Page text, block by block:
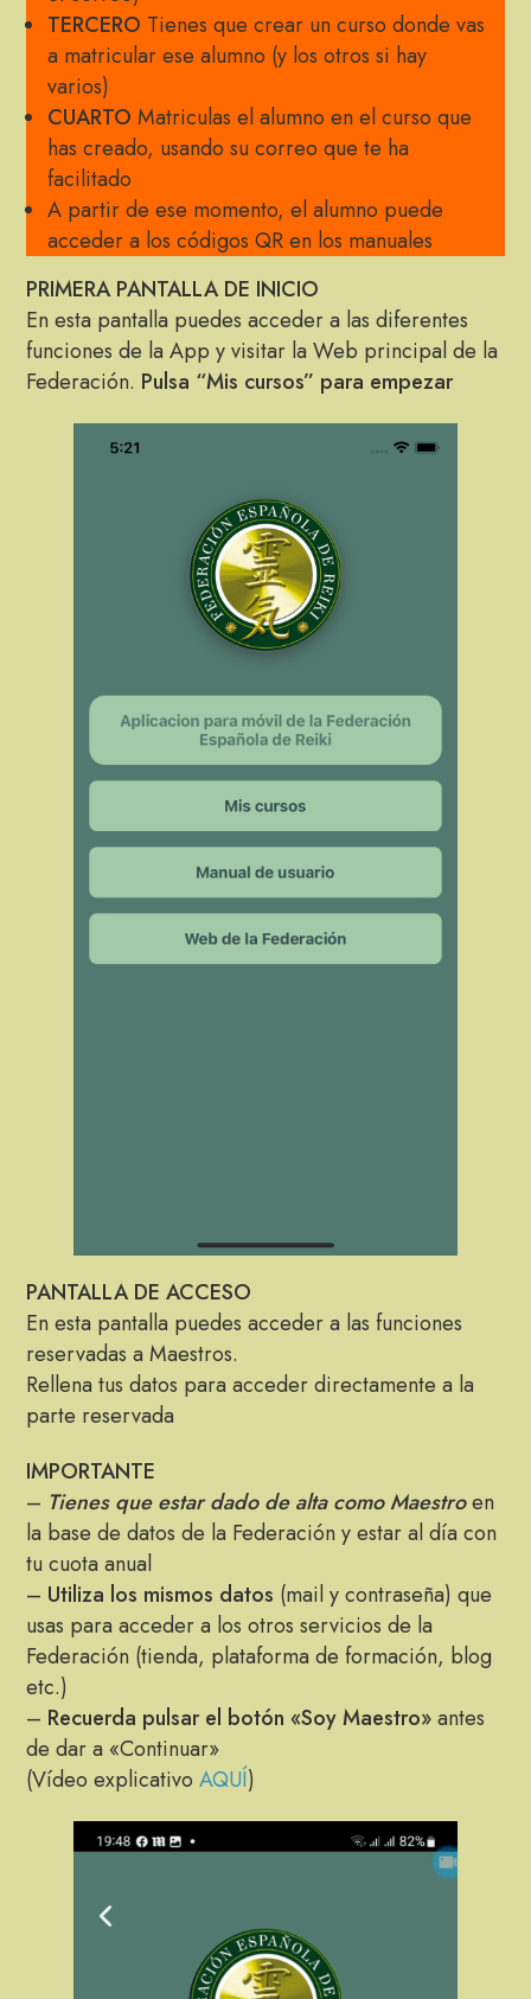
TERCERO Tienes que crear un curso donde vas
a matricular ese alumno (y los otros si hay
varios)
CUARTO Matriculas el alumno en el curso que
has creado, usando su correo que te ha
facilitado
A partir de ese momento, el alumno puede
acceder a los códigos QR en los manuales
PRIMERA PANTALLA DE INICIO
En esta pantalla puedes acceder a las diferentes
funciones de la App y visitar la Web principal de la
Federación. Pulsa “Mis cursos” para empezar
PANTALLA DE ACCESO
En esta pantalla puedes acceder a las funciones
reservadas a Maestros.
Rellena tus datos para acceder directamente a la
parte reservada
IMPORTANTE
– Tienes que estar dado de alta como Maestroen
la base de datos de la Federación y estar al día con
tu cuota anual
– Utiliza los mismos datos (mail y contraseña) que
usas para acceder a los otros servicios de la
Federación (tienda, plataforma de formación, blog
etc.)
– Recuerda pulsar el botón «Soy Maestro»antes
de dar a «Continuar»
(Vídeo explicativo AQUÍ)